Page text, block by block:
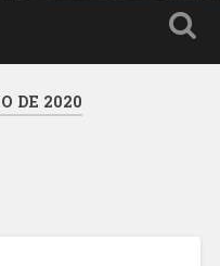
DE 2020